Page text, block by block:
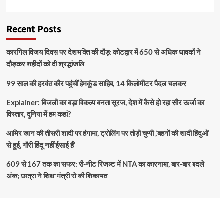
Recent Posts
कारगिल विजय दिवस पर देशभक्ति की दौड़: कोटद्वार में 650 से अधिक धावकों ने
दौड़कर शहीदों को दी श्रद्धांजलि
99 साल की हरवंत कौर पहुंचीं हेमकुंड साहिब, 14 किलोमीटर पैदल चलकर
Explainer: बिजली का बड़ा विकल्प बनता सूरज, देश में कैसे हो रहा सौर ऊर्जा का
विस्तार, दुनिया में हम कहां?
आमिर खान की तीसरी शादी पर हंगामा, ट्रोलिंग पर तोड़ी चुप्पी ,’बहनों की शादी हिंदुओं
से हुई, गौरी हिंदू नहीं ईसाई हैं’
609 से 167 तक का सफर: री-नीट रिजल्ट में NTA का कारनामा, बार-बार बदले
अंक; छात्रा ने शिक्षा मंत्री से की शिकायत